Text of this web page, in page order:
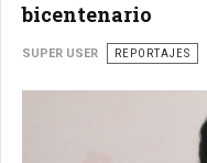
bicentenario
SUPER USER REPORTAJES